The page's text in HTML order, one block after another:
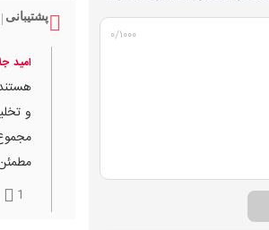
۰/۱۰۰۰
پشتیبانی
امید
و
1